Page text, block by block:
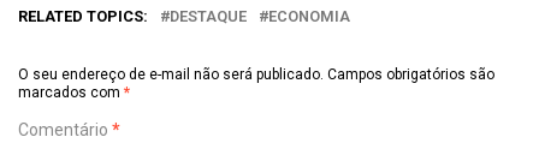
RELATED TOPICS: DESTAQUE ECONOMIA
O seu endereço de e-mail não será publicado. Campos obrigatórios são
marcados com *
Comentário *